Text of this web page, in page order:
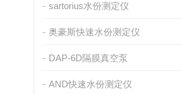
sartorius水份测定仪
奥豪斯快速水份测定仪
DAP-6D隔膜真空泵
AND快速水份测定仪